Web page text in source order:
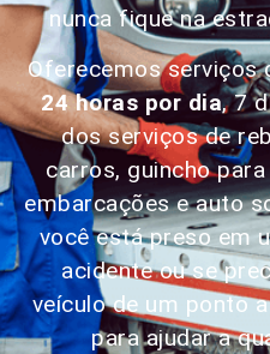
nunca fique na
Oferecemos serviços
24 horas por dia, 7
dos serviços de
carros, guincho
embarcações e auto
você está preso em
acidente ou se
veículo de um ponto
para ajudar a